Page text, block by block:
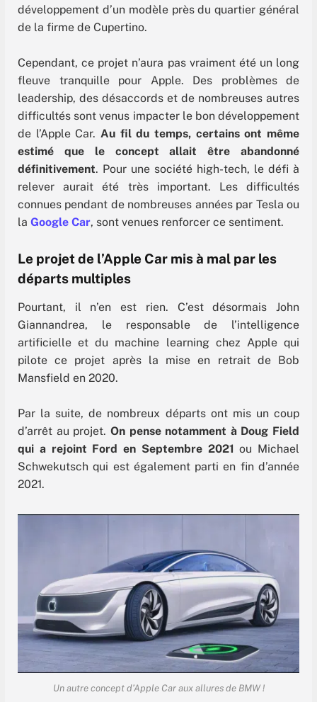
développement d’un modèle près du quartier général
de la firme de Cupertino.
Cependant, ce projet n’aura pas vraiment été un long
fleuve tranquille pour Apple. Des problèmes de
leadership, des désaccords et de nombreuses autres
difficultés sont venus impacter le bon développement
de l’Apple Car. Au fil du temps, certains ont même
estimé que le concept allait être abandonné
définitivement. Pour une société high-tech, le défi à
relever aurait été très important. Les difficultés
connues pendant de nombreuses années par Tesla ou
la Google Car, sont venues renforcer ce sentiment.
Le projet de l’Apple Car mis à mal par les
départs multiples
Pourtant, il n’en est rien. C’est désormais John
Giannandrea, le responsable de l’intelligence
artificielle et du machine learning chez Apple qui
pilote ce projet après la mise en retrait de Bob
Mansfield en 2020.
Par la suite, de nombreux départs ont mis un coup
d’arrêt au projet. On pense notamment à Doug Field
qui a rejoint Ford en Septembre 2021 ou Michael
Schwekutsch qui est également parti en fin d’année
2021.
Un autre concept d’Apple Car aux allures de BMW !